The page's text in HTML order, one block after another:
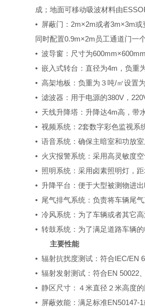
成；地面可移动吸波材料由
• 屏蔽门：2m×2m或者3m×3m或
同时配置0.9m×2m员工通道门一
• 波导窗：尺寸为
• 嵌入式转台： 直径为4m，负重
• 高架地板：负重为３吨/㎡设置
• 滤波器：用于电源的380V，
• 天线升降塔： 升降达4m高 ，带
• 视频系统：2套数字彩色监视系
• 语音系统：确保主暗室和功放室
• 火灾报警系统：采用高灵敏度
• 照明系统：采用卤素照明灯，
• 升降平台：便于大型被测物进
• 尾气排气系统：负责将车辆尾
• 冷风系统：为了车辆或者其它
• 转鼓系统：为了满足道路车辆
主要性能
• 辐射抗扰度测试：符合IEC/EN
• 辐射发射测试：符合EN 50022
• 静区尺寸：４米直径２米高度
• 屏蔽效能：满足标准EN50147-